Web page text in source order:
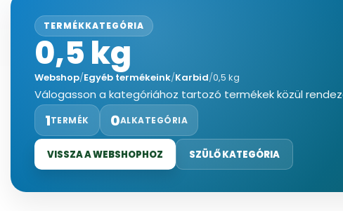
TERMÉKKATEGÓRIA
0,5 kg
Webshop/Egyéb termékeink/Karbid/0,5 kg
Válogasson a kategóriához tartozó termékek közül
1TERMÉK 0ALKATEGÓRIA
VISSZA A WEBSHOPHOZ SZÜLŐ KATEGÓRIA